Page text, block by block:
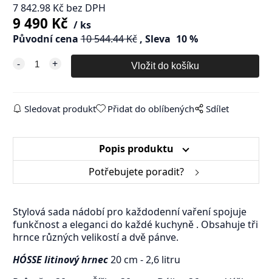
7 842.98Kč bez DPH
9 490 Kč
ks
Původní cena 10 544.44Kč Sleva 10%
Sledovat produkt Přidat do oblíbených Sdílet
Popis produktu
Potřebujete poradit?
Stylová sada nádobí pro každodenní vaření spojuje
funkčnost a eleganci do každé kuchyně . Obsahuje tři
hrnce různých velikostí a dvě pánve.
HÓSSE litinový hrnec20 cm - 2,6 litru